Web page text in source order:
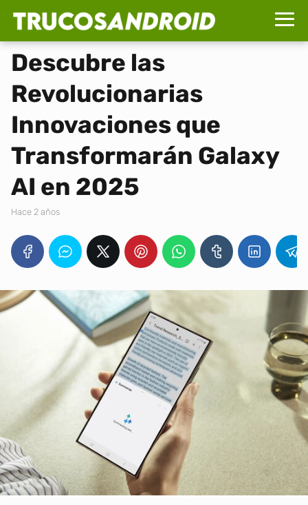
Descubre las
Revolucionarias
Innovaciones que
Transformarán Galaxy
AI en 2025
hace 2 años